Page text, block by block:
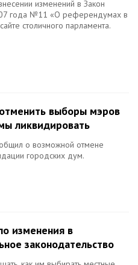
изменений в Закон
года №11 «О референдумах в
столичного парламента.
выборы мэров
ликвидировать
о возможной отмене
городских дум.
изменения в
законодательство